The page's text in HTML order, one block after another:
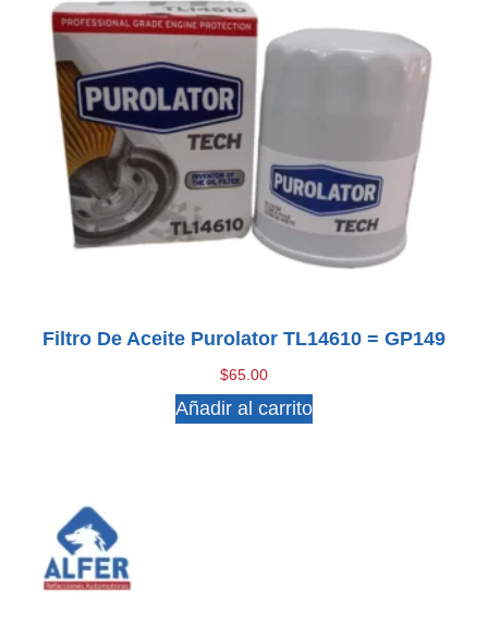
Filtro De Aceite Purolator TL14610 = GP149
$65.00
Añadir al carrito